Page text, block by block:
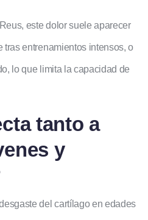
este dolor suele aparecer
tras entrenamientos intensos, o
lo que limita la capacidad de
tanto a
y
del cartílago en edades